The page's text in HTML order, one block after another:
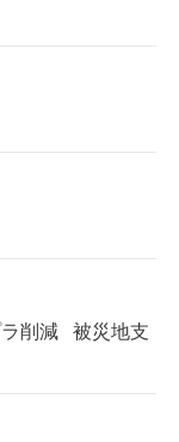
削減 被災地支